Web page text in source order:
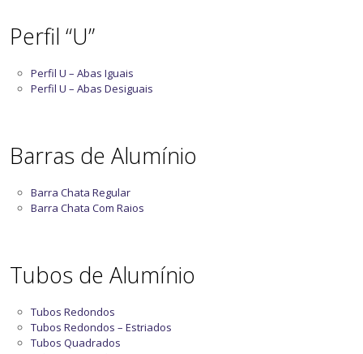
Perfil “U”
Perfil U – Abas Iguais
Perfil U – Abas Desiguais
Barras de Alumínio
Barra Chata Regular
Barra Chata Com Raios
Tubos de Alumínio
Tubos Redondos
Tubos Redondos – Estriados
Tubos Quadrados